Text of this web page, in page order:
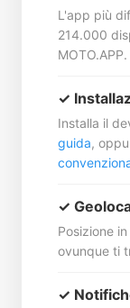
L'app più
214.000
MOTO.APP.
✓
Installa il
guida,
✓
Posizione
ovunque ti
✓